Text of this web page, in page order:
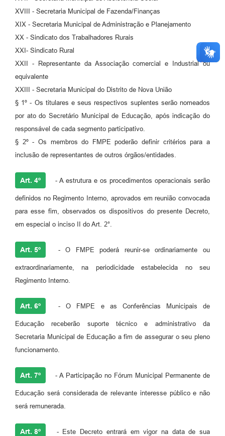
XVIII - Secretaria Municipal de Fazenda/Finanças
XIX - Secretaria Municipal de Administração e Planejamento
XX - Sindicato dos Trabalhadores Rurais
XXI- Sindicato Rural
XXII - Representante da Associação comercial e Industrial ou
equivalente
XXIII - Secretaria Municipal do Distrito de Nova União
§ 1º - Os titulares e seus respectivos suplentes serão nomeados
por ato do Secretário Municipal de Educação, após indicação do
responsável de cada segmento participativo.
§ 2º - Os membros do FMPE poderão definir critérios para a
inclusão de representantes de outros órgãos/entidades.
Art. 4º - A estrutura e os procedimentos operacionais serão
definidos no Regimento Interno, aprovados em reunião convocada
para esse fim, observados os dispositivos do presente Decreto,
em especial o inciso II do Art. 2°.
Art. 5º - O FMPE poderá reunir-se ordinariamente ou
extraordinariamente, na periodicidade estabelecida no seu
Regimento Interno.
Art. 6º - O FMPE e as Conferências Municipais de
Educação receberão suporte técnico e administrativo da
Secretaria Municipal de Educação a fim de assegurar o seu pleno
funcionamento.
Art. 7º - A Participação no Fórum Municipal Permanente de
Educação será considerada de relevante interesse público e não
será remunerada.
Art. 8º - Este Decreto entrará em vigor na data de sua